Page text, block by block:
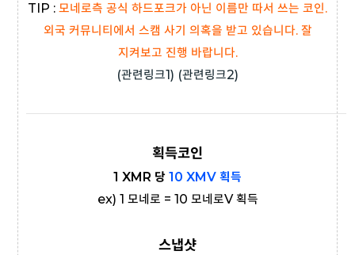
TIP : 모네로측 공식 하드포크가 아닌 이름만 따서 쓰는 코인.
외국 커뮤니티에서 스캠 사기 의혹을 받고 있습니다. 잘
지켜보고 진행 바랍니다.
(관련링크1) (관련링크2)
획득코인
1 XMR 당 10 XMV 획득
ex) 1 모네로 = 10 모네로V 획득
스냅샷